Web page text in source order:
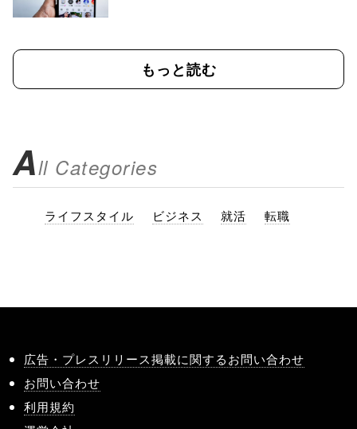
もっと読む
All Categories
ライフスタイル ビジネス 就活 転職
広告・プレスリリース掲載に関するお問い合わせ
お問い合わせ
利用規約